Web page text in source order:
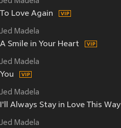
To Love Again
Jed Madela
A Smile in Your Heart
Jed Madela
You
Jed Madela
I'll Always Stay in Love This Way
Jed Madela